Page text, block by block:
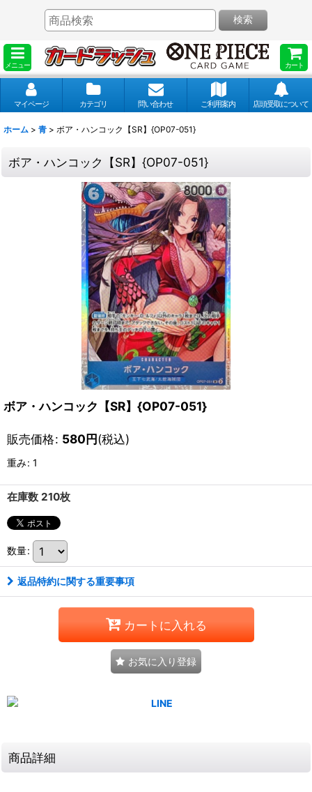
メニュー カート
検索
マイページ カテゴリ 問い合わせ ご利用案内 店頭受取について
ホーム > 青 > ボア・ハンコック【SR】{OP07-051}
ボア・ハンコック【SR】{OP07-051}
ボア・ハンコック【SR】{OP07-051}
販売価格: 580円(税込)
重み: 1
在庫数 210枚
数量:
返品特約に関する重要事項
カートに入れる
お気に入り登録
商品詳細